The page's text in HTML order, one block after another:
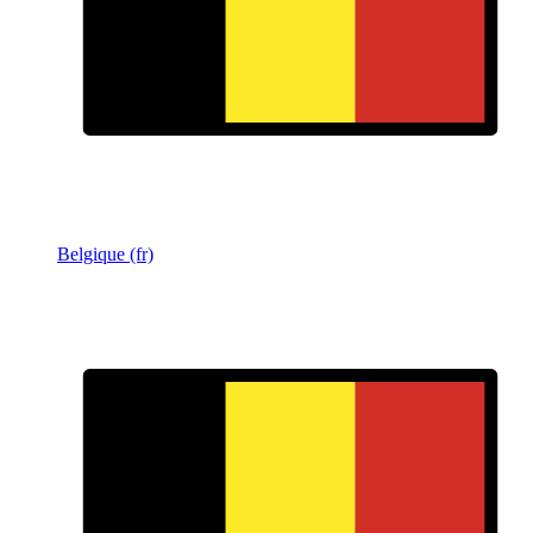
Belgique (fr)